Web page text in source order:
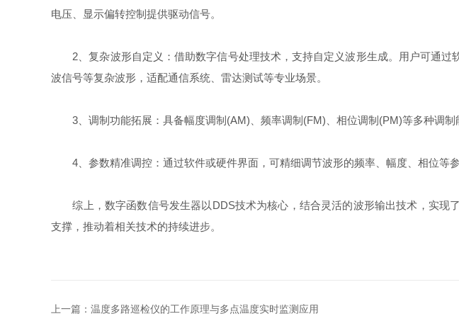
电压、显示偏转控制提供驱动信号。
2、复杂波形自定义：借助数字信号处理技术，支持自定义波形生成。用户可通过
波信号等复杂波形，适配通信系统、雷达测试等专业场景。
3、调制功能拓展：具备幅度调制(AM)、频率调制(FM)、相位调制(PM)等多种调制
4、参数精准调控：通过软件或硬件界面，可精细调节波形的频率、幅度、相位等
综上，数字函数信号发生器以DDS技术为核心，结合灵活的波形输出技术，实现
支撑，推动着相关技术的持续进步。
上一篇： 温度多路巡检仪的工作原理与多点温度实时监测应用